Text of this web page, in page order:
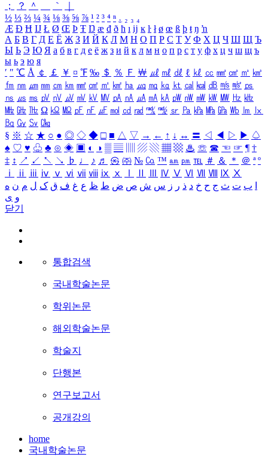
；
？ ＾ ｀
½ ⅓ ⅔ ¼ ¾ ⅛ ⅜ ⅝ ⅞ ¹ ² ³ ⁴ ⁿ ₁ ₂ ₃ ₄
Æ Ð Ħ Ĳ Ł Ø Œ Þ Ŧ Ŋ æ đ ð ħ ı ĳ ĸ ŀ ł ø œ ß þ ŧ ŋ ŉ
А Б В Г Д Е Ё Ж З И Й К Л М Н О П Р С Т У Ф Х Ц Ч Ш Щ Ъ
Ы Ь Э Ю Я а б в г д е ё ж з и й к л м н о п р с т у ф х ц ч ш щ ъ
ы ь э ю я
′ ″ ℃ Å ￠ ￡ ￥ ¤ ℉ ‰ ＄ ％ Ｆ ￦ ㎕ ㎖ ㎗ ℓ ㎘ ㏄ ㎣ ㎤ ㎥ ㎦
㎙ ㎚ ㎛ ㎜ ㎝ ㎞ ㎟ ㎠ ㎡ ㎢ ㏊ ㎍ ㎎ ㎏ ㏏ ㎈ ㎉ ㏈ ㎧ ㎨ ㎰
㎱ ㎲ ㎳ ㎴ ㎵ ㎶ ㎷ ㎸ ㎹ ㎀ ㎁ ㎂ ㎃ ㎄ ㎺ ㎻ ㎽ ㎾ ㎿ ㎐ ㎑
㎒ ㎓ ㎔ Ω ㏀ ㏁ ㎊ ㎋ ㎌ ㏖ ㏅ ㎭ ㎮ ㎯ ㏛ ㎩ ㎪ ㎫ ㎬ ㏝ ㏐
㏓
㏃ ㏉ ㏜ ㏆
§ ※ ☆ ★ ○ ● ◎ ◇ ◆ □ ■ △ ▽ → ← ↑ ↓ ↔ 〓 ◁ ◀ ▷ ▶ ♤
♠ ♡ ♥ ♧ ♣ ⊙ ◈ ▣ ◐ ◑ ▒ ▤ ▨ ▧ ▦ ▩ ♨ ☏ ☎ ☜ ☞ ¶ †
‡ ↕ ↗ ↙ ↖ ↘ ♭ ♩ ♪ ♬ ㉿ ㈜ № ㏇ ™ ㏂ ㏘ ℡ ＃ ＆ ＊ ＠ ª º
ⅰ
ⅱ ⅲ ⅳ ⅴ ⅵ ⅶ ⅷ ⅸ ⅹ Ⅳ Ⅴ Ⅵ Ⅶ Ⅷ Ⅸ Ⅹ
ب ت ث ج ح خ د ذ ر ز س ش ص ض ط ظ ع غ ف ق ک ل م ن ه
و ی
닫기
통합검색
국내학술논문
학위논문
해외학술논문
학술지
단행본
연구보고서
공개강의
home
국내학술논문